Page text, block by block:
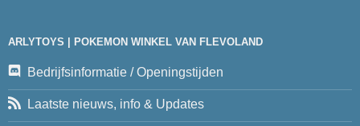
ARLYTOYS | POKEMON WINKEL VAN FLEVOLAND
Bedrijfsinformatie / Openingstijden
Laatste nieuws, info & Updates